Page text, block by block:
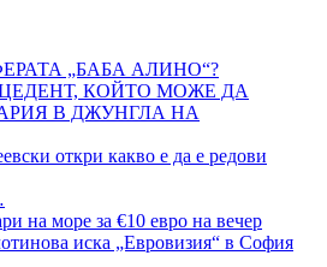
„БАБА АЛИНО“?
КОЙТО МОЖЕ ДА
В ДЖУНГЛА НА
откри какво е да е редови
на море за €10 евро на вечер
иска „Евровизия“ в София